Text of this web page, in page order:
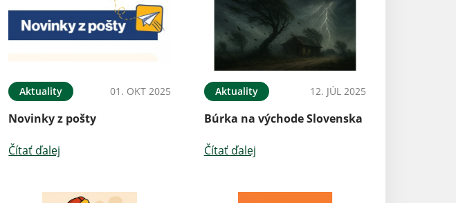
Aktuality 01. OKT 2025
Novinky z pošty
Čítať ďalej
Aktuality 12. JÚL 2025
Búrka na východe Slovenska
Čítať ďalej